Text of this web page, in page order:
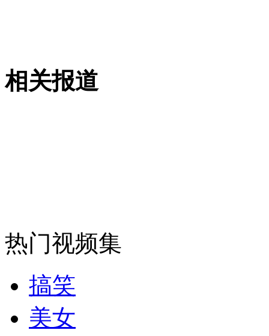
无痛分娩是否安全 医生回应
走！跟着总书记去植树
消防员救轻生者
相关报道
热门视频集
搞笑
美女